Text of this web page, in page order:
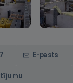
E-pasts